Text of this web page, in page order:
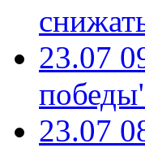
23.07
23.07